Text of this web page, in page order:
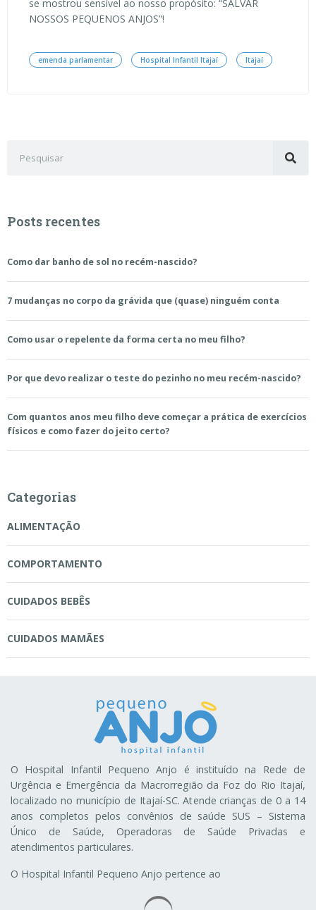
se mostrou sensível ao nosso propósito: “SALVAR
NOSSOS PEQUENOS ANJOS”!
emenda parlamentar Hospital Infantil Itajaí Itajaí
Posts recentes
Como dar banho de sol no recém-nascido?
7 mudanças no corpo da grávida que (quase) ninguém conta
Como usar o repelente da forma certa no meu filho?
Por que devo realizar o teste do pezinho no meu recém-nascido?
Com quantos anos meu filho deve começar a prática de exercícios
físicos e como fazer do jeito certo?
Categorias
ALIMENTAÇÃO
COMPORTAMENTO
CUIDADOS BEBÊS
CUIDADOS MAMÃES
O Hospital Infantil Pequeno Anjo é instituído na Rede de
Urgência e Emergência da Macrorregião da Foz do Rio Itajaí,
localizado no município de Itajaí-SC. Atende crianças de 0 a 14
anos completos pelos convênios de saúde SUS – Sistema
Único de Saúde, Operadoras de Saúde Privadas e
atendimentos particulares.
O Hospital Infantil Pequeno Anjo pertence ao